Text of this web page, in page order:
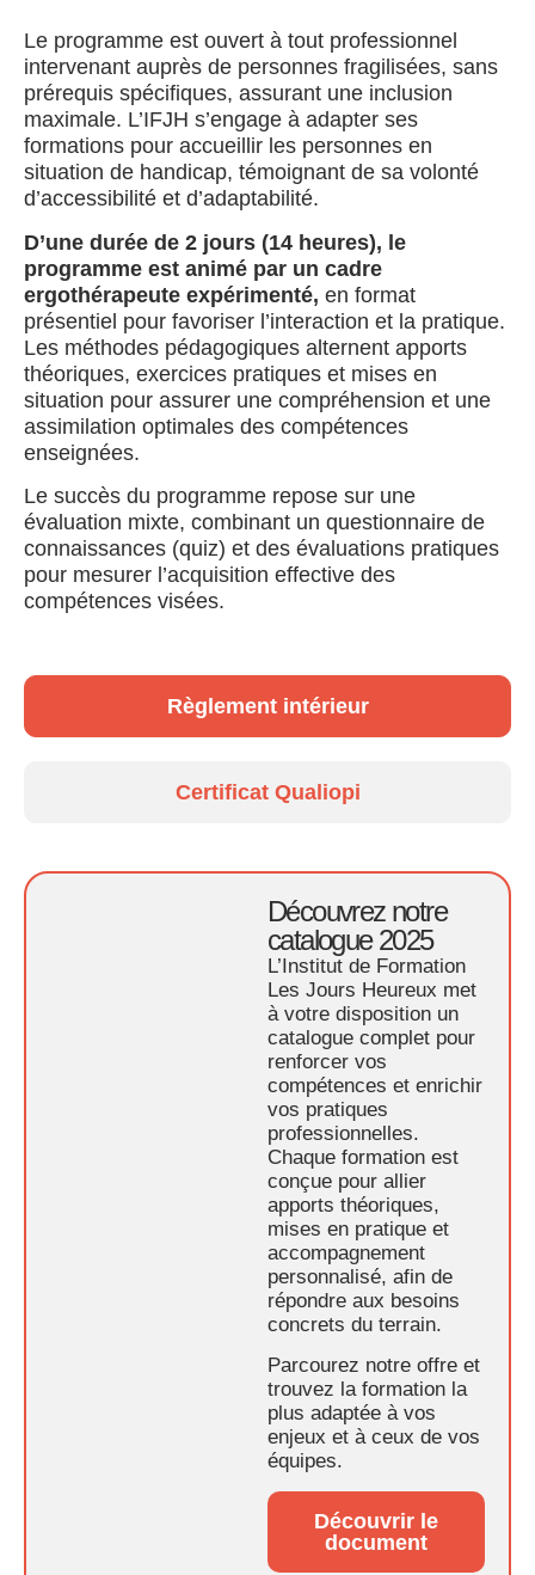
Le programme est ouvert à tout professionnel
intervenant auprès de personnes fragilisées, sans
prérequis spécifiques, assurant une inclusion
maximale. L’IFJH s’engage à adapter ses
formations pour accueillir les personnes en
situation de handicap, témoignant de sa volonté
d’accessibilité et d’adaptabilité.
D’une durée de 2 jours (14 heures), le
programme est animé par un cadre
ergothérapeute expérimenté, en format
présentiel pour favoriser l’interaction et la pratique.
Les méthodes pédagogiques alternent apports
théoriques, exercices pratiques et mises en
situation pour assurer une compréhension et une
assimilation optimales des compétences
enseignées.
Le succès du programme repose sur une
évaluation mixte, combinant un questionnaire de
connaissances (quiz) et des évaluations pratiques
pour mesurer l’acquisition effective des
compétences visées.
Règlement intérieur
Certificat Qualiopi
Découvrez notre
catalogue 2025
L’Institut de Formation
Les Jours Heureux met
à votre disposition un
catalogue complet pour
renforcer vos
compétences et enrichir
vos pratiques
professionnelles.
Chaque formation est
conçue pour allier
apports théoriques,
mises en pratique et
accompagnement
personnalisé, afin de
répondre aux besoins
concrets du terrain.
Parcourez notre offre et
trouvez la formation la
plus adaptée à vos
enjeux et à ceux de vos
équipes.
Découvrir le
document